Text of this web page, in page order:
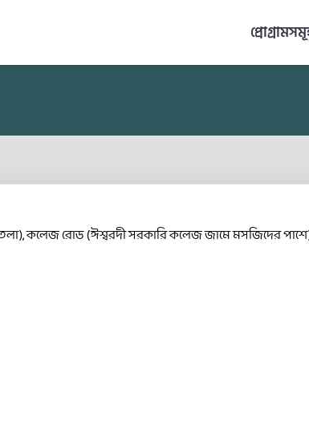
কলেজ রোড (ঈশ্বরদী সরকারি কলেজ জামে মসজিদের পাশে),